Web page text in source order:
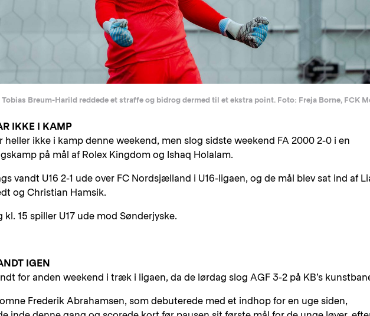
Tobias Breum-Harild reddede et straffe og bidrog dermed til et ekstra point. Foto: Freja Borne, FCK
IKKE I KAMP
heller ikke i kamp denne weekend, men slog sidste weekend FA 2000 2-0 i en
på mål af Rolex Kingdom og Ishaq Holalam.
vandt U16 2-1 ude over FC Nordsjælland i U16-ligaen, og de mål blev sat ind af
og Christian Hamsik.
kl. 15 spiller U17 ude mod Sønderjyske.
IGEN
for anden weekend i træk i ligaen, da de lørdag slog AGF 3-2 på KB’s
Frederik Abrahamsen, som debuterede med et indhop for en uge siden,